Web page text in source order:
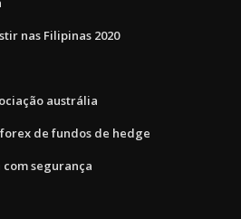
nas Filipinas 2020
austrália
de fundos de hedge
segurança